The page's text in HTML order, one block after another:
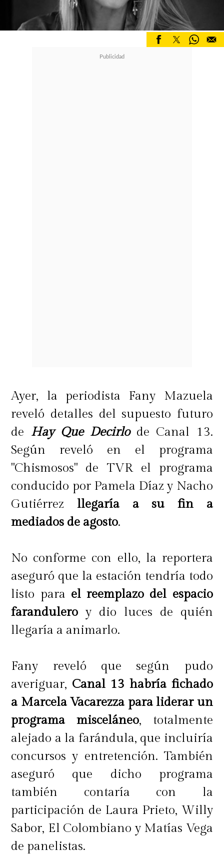
Ayer, la periodista Fany Mazuela
reveló detalles del supuesto futuro
de Hay Que Decirlode Canal 13.
Según reveló en el programa
"Chismosos" de TVR el programa
conducido por Pamela Díaz y Nacho
Gutiérrezllegaría a su fin a
mediados de agosto.
No conforme con ello, la reportera
aseguró que la estación tendría todo
listo para el reemplazo del espacio
farandulero y dio luces de quién
llegaría a animarlo.
Fany reveló que según pudo
averiguar, Canal 13 habría fichado
a Marcela Vacarezza para liderar un
programa misceláneo, totalmente
alejado a la farándula, que incluiría
concursos y entretención. También
aseguró que dicho programa
también contaría con la
participación de Laura Prieto, Willy
Sabor, El Colombiano y Matías Vega
de panelistas.